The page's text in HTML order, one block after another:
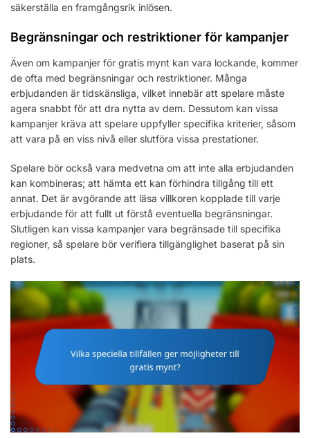
säkerställa en framgångsrik inlösen.
Begränsningar och restriktioner för kampanjer
Även om kampanjer för gratis mynt kan vara lockande, kommer
de ofta med begränsningar och restriktioner. Många
erbjudanden är tidskänsliga, vilket innebär att spelare måste
agera snabbt för att dra nytta av dem. Dessutom kan vissa
kampanjer kräva att spelare uppfyller specifika kriterier, såsom
att vara på en viss nivå eller slutföra vissa prestationer.
Spelare bör också vara medvetna om att inte alla erbjudanden
kan kombineras; att hämta ett kan förhindra tillgång till ett
annat. Det är avgörande att läsa villkoren kopplade till varje
erbjudande för att fullt ut förstå eventuella begränsningar.
Slutligen kan vissa kampanjer vara begränsade till specifika
regioner, så spelare bör verifiera tillgänglighet baserat på sin
plats.